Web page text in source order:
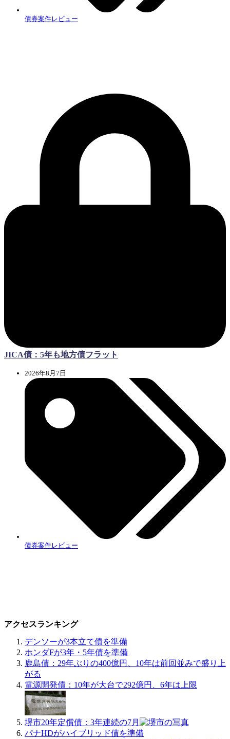
債券案件レビュー
JICA債：5年も地方債フラット
2026年8月7日
債券案件レビュー
アクセスランキング
デンソーが3本立て債を準備
ホンダFが3年・5年債を準備
鹿島債：29年ぶりの400億円、10年は前回並みで盛り上
がる
電源開発債：10年が大台で292億円、6年は上限
堺市20年定償債：3年連続の7月
パナHDがハイブリッド債を準備